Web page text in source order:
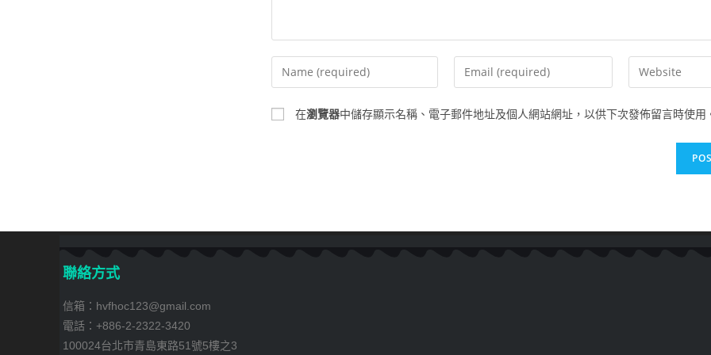
在瀏覽器中儲存顯示名稱、電子郵件地址及個人網站網址，以供下次發佈留言時使用
聯絡方式
信箱：hvfhoc123@gmail.com
電話：+886-2-2322-3420
100024台北市青島東路51號5樓之3